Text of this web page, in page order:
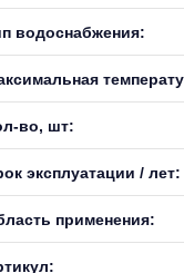
водоснабжения:
во, шт:
эксплуатации / лет:
применения: